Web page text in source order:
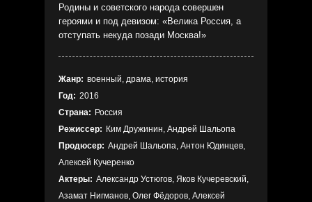
Родины и советского народа совершен
героями и под девизом: «Велика Россия, а
отступать некуда позади Москва!»
Жанр: военный, драма, история
Год: 2016
Страна: Россия
Режиссер: Ким Дружинин, Андрей Шальопа
Продюсер: Андрей Шальопа, Антон Юдинцев,
Алексей Кучеренко
Актеры: Александр Устюгов, Яков Кучеревский,
Азамат Нигманов, Олег Фёдоров, Алексей